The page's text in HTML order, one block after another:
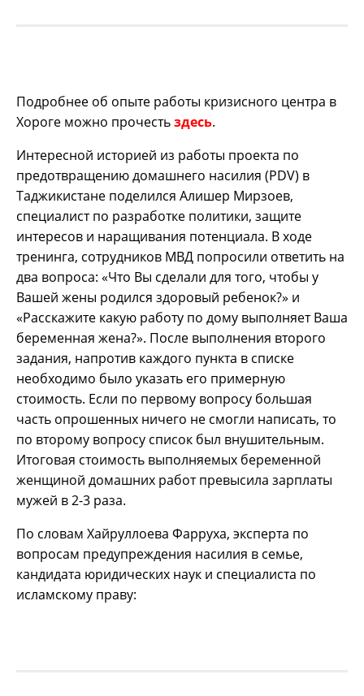
Подробнее об опыте работы кризисного центра в
Хороге можно прочестьздесь.
Интересной историей из работы проекта по
предотвращению домашнего насилия (PDV) в
Таджикистане поделился Алишер Мирзоев,
специалист по разработке политики, защите
интересов и наращивания потенциала. В ходе
тренинга, сотрудников МВД попросили ответить на
два вопроса: «Что Вы сделали для того, чтобы у
Вашей жены родился здоровый ребенок?» и
«Расскажите какую работу по дому выполняет Ваша
беременная жена?». После выполнения второго
задания, напротив каждого пункта в списке
необходимо было указать его примерную
стоимость. Если по первому вопросу большая
часть опрошенных ничего не смогли написать, то
по второму вопросу список был внушительным.
Итоговая стоимость выполняемых беременной
женщиной домашних работ превысила зарплаты
мужей в 2-3 раза.
По словам Хайруллоева Фарруха, эксперта по
вопросам предупреждения насилия в семье,
кандидата юридических наук и специалиста по
исламскому праву: